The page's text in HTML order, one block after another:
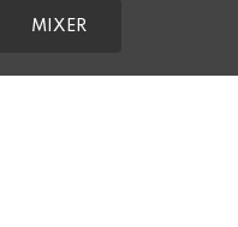
MIXER